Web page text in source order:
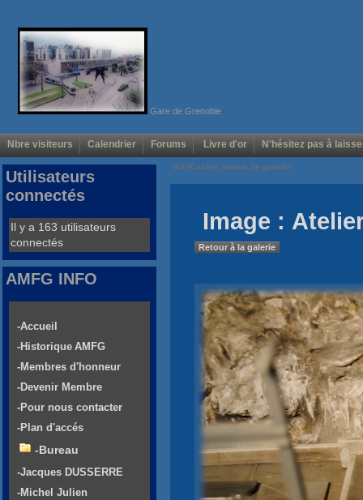
Gare de Grenoble
Nbre visiteurs Calendrier Forums Livre d'or N'hésitez pas à
Voir/Cacher menus de gauche
Image :
Retour à la galerie
Utilisateurs
connectés
Il y a 163 utilisateurs
connectés
AMFG INFO
-Accueil
-Historique AMFG
-Membres d'honneur
-Devenir Membre
-Pour nous contacter
-Plan d'accés
-Bureau
-Jacques DUSSERRE
-Michel Julien